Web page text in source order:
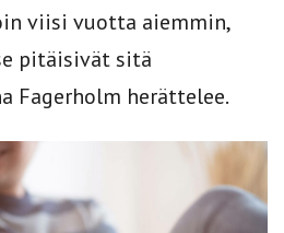
viisi vuotta aiemmin,
pitäisivät sitä
Fagerholm herättelee.